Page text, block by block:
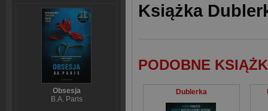
Obsesja
B.A. Paris
Książka
PODOBNE
Dublerka